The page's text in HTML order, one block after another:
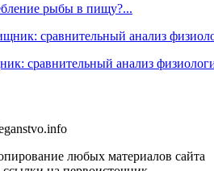
рыбы в пищу?...
сравнительный анализ
любых материалов сайта